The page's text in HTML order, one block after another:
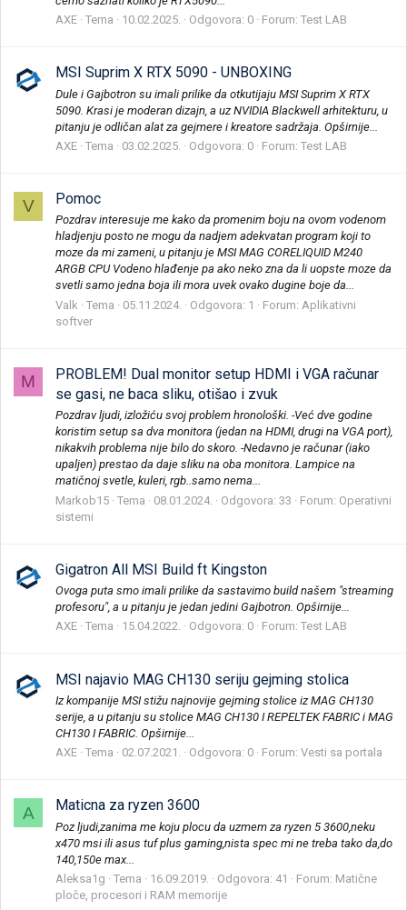
AXE Tema 10.02.2025. Odgovora: 0 Forum: Test LAB
MSI Suprim X RTX 5090 - UNBOXING
Dule i Gajbotron su imali prilike da otkutijaju MSI Suprim X RTX
5090. Krasi je moderan dizajn, a uz NVIDIA Blackwell arhitekturu, u
pitanju je odličan alat za gejmere i kreatore sadržaja. Opširnije...
AXE Tema 03.02.2025. Odgovora: 0 Forum: Test LAB
V Pomoc
Pozdrav interesuje me kako da promenim boju na ovom vodenom
hladjenju posto ne mogu da nadjem adekvatan program koji to
moze da mi zameni, u pitanju je MSI MAG CORELIQUID M240
ARGB CPU Vodeno hlađenje pa ako neko zna da li uopste moze da
svetli samo jedna boja ili mora uvek ovako dugine boje da...
Valk
Tema 05.11.2024. Odgovora: 1 Forum: Aplikativni
softver
M
PROBLEM! Dual monitor setup HDMI i VGA računar
se gasi, ne baca sliku, otišao i zvuk
Pozdrav ljudi, izložiću svoj problem hronološki. -Već dve godine
koristim setup sa dva monitora (jedan na HDMI, drugi na VGA port),
nikakvih problema nije bilo do skoro. -Nedavno je računar (iako
upaljen) prestao da daje sliku na oba monitora. Lampice na
matičnoj svetle, kuleri, rgb..samo nema...
Markob15 Tema 08.01.2024. Odgovora: 33 Forum: Operativni
sistemi
Gigatron All MSI Build ft Kingston
Ovoga puta smo imali prilike da sastavimo build našem "streaming
profesoru", a u pitanju je jedan jedini Gajbotron. Opširnije...
AXE Tema 15.04.2022. Odgovora: 0 Forum: Test LAB
MSI najavio MAG CH130 seriju gejming stolica
Iz kompanije MSI stižu najnovije gejming stolice iz MAG CH130
serije, a u pitanju su stolice MAG CH130 I REPELTEK FABRIC i MAG
CH130 I FABRIC. Opširnije...
AXE Tema 02.07.2021. Odgovora: 0 Forum: Vesti sa portala
A Maticna za ryzen 3600
Poz ljudi,zanima me koju plocu da uzmem za ryzen 5 3600,neku
x470 msi ili asus tuf plus gaming,nista spec mi ne treba tako da,do
140,150e max...
Aleksa1g
Tema 16.09.2019. Odgovora: 41 Forum: Matične
ploče, procesori i RAM memorije